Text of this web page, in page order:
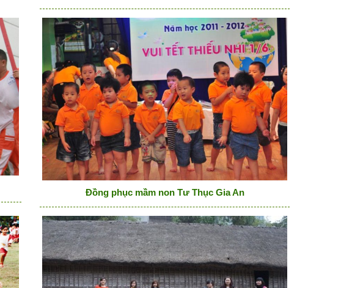
Đồng phục mầm non Tư Thục Gia An